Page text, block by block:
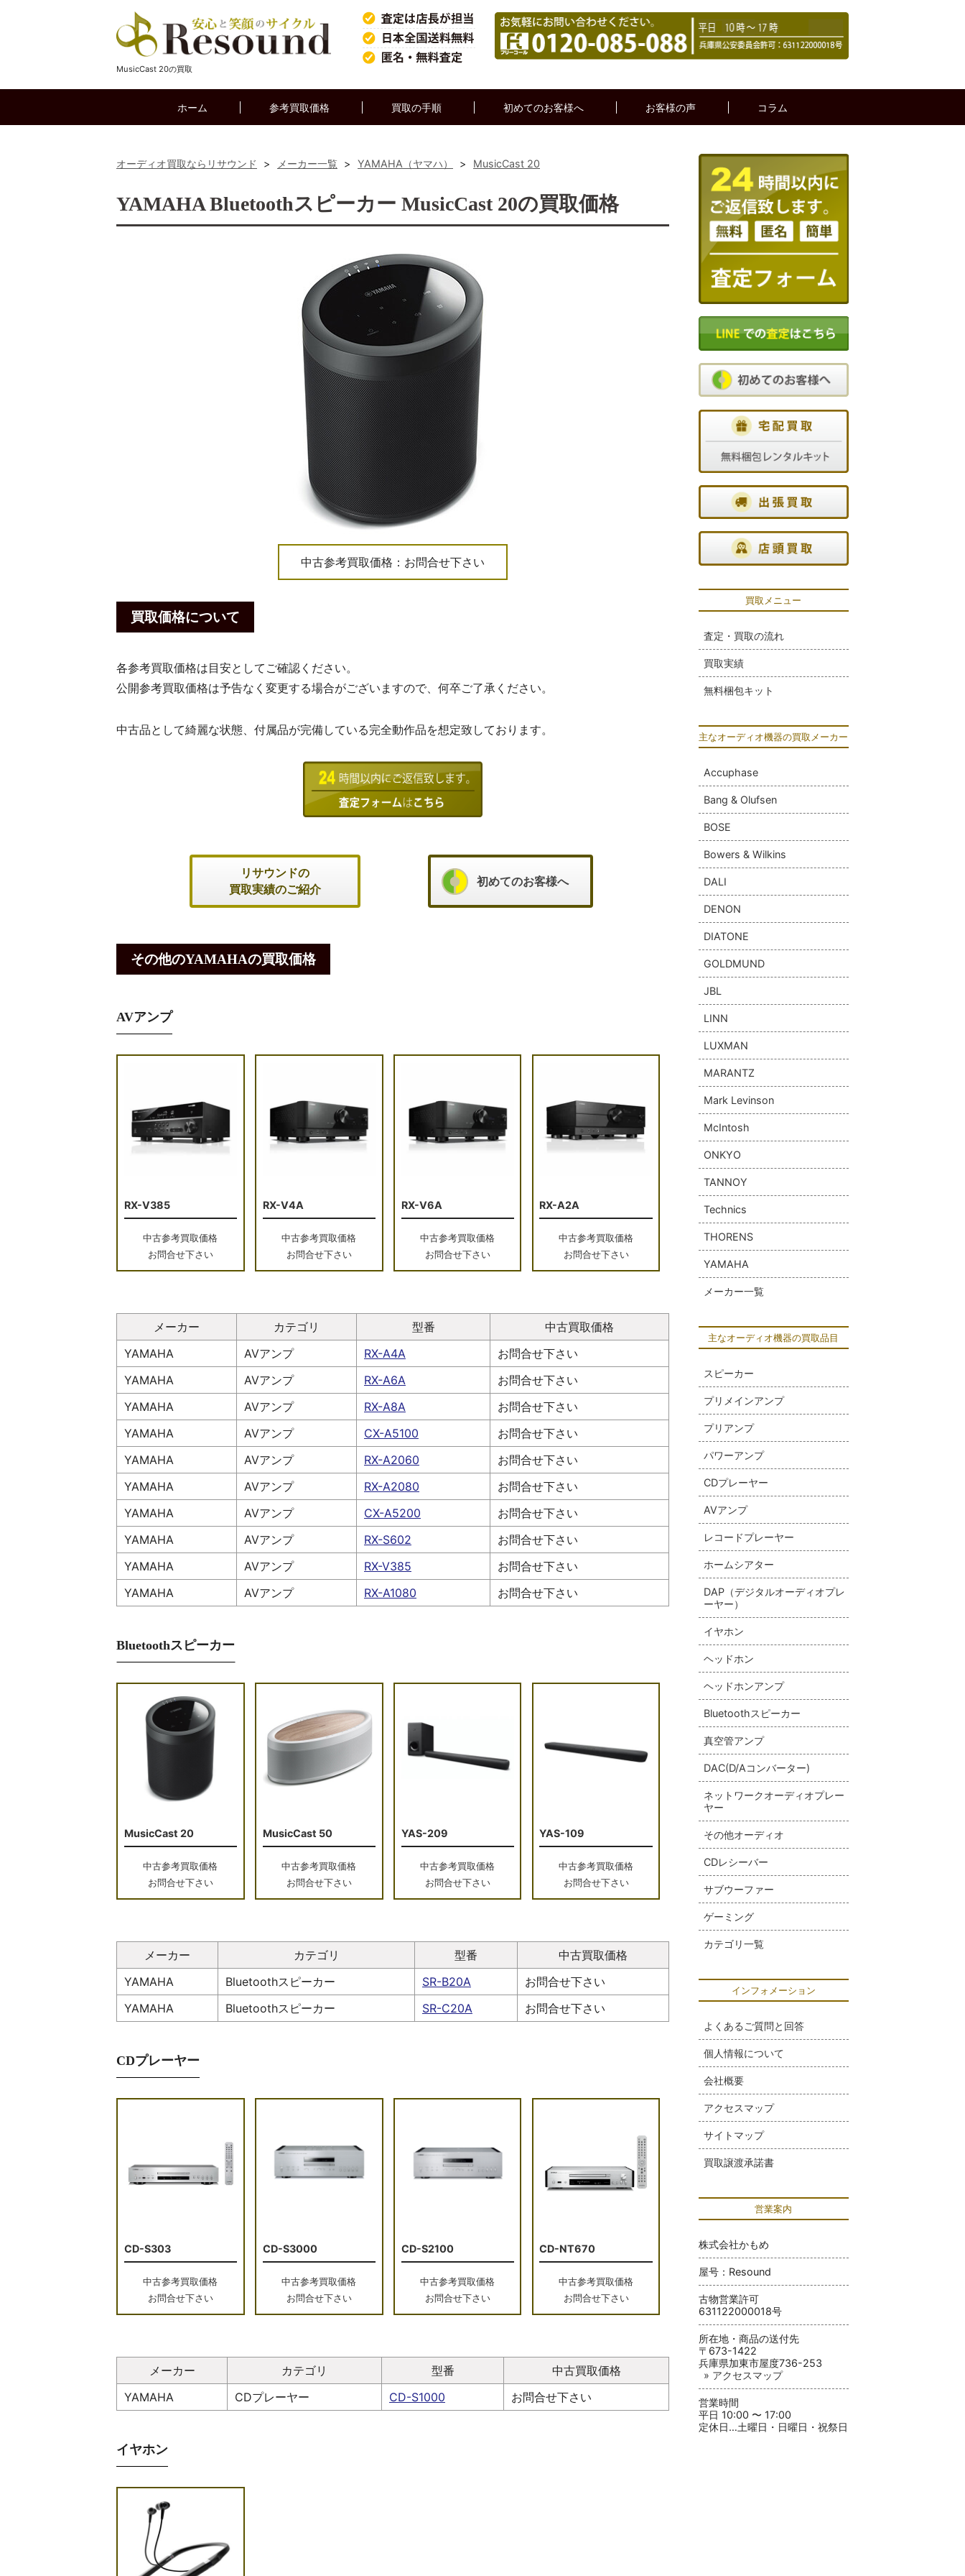
MusicCast 20の買取
ホーム 参考買取価格 買取の手順 初めてのお客様へ お客様の声 コラム
オーディオ買取ならリサウンド > メーカー一覧 > YAMAHA（ヤマハ） > MusicCast 20
YAMAHA Bluetoothスピーカー MusicCast 20の買取価格
中古参考買取価格：お問合せ下さい
買取価格について
各参考買取価格は目安としてご確認ください。
公開参考買取価格は予告なく変更する場合がございますので、何卒ご了承ください。
中古品として綺麗な状態、付属品が完備している完全動作品を想定致しております。
リサウンドの
買取実績のご紹介
初めてのお客様へ
その他のYAMAHAの買取価格
AVアンプ
RX-V385
中古参考買取価格
お問合せ下さい
RX-V4A
中古参考買取価格
お問合せ下さい
RX-V6A
中古参考買取価格
お問合せ下さい
RX-A2A
中古参考買取価格
お問合せ下さい
メーカー カテゴリ 型番
中古買取価格
YAMAHA
AVアンプ RX-A4A
お問合せ下さい
YAMAHA
AVアンプ RX-A6A
お問合せ下さい
YAMAHA
AVアンプ RX-A8A
お問合せ下さい
YAMAHA
AVアンプ CX-A5100
お問合せ下さい
YAMAHA
AVアンプ RX-A2060
お問合せ下さい
YAMAHA
AVアンプ RX-A2080
お問合せ下さい
YAMAHA
AVアンプ CX-A5200
お問合せ下さい
YAMAHA
AVアンプ RX-S602
お問合せ下さい
YAMAHA
AVアンプ RX-V385
お問合せ下さい
YAMAHA
AVアンプ RX-A1080 お問合せ下さい
Bluetoothスピーカー
MusicCast 20
中古参考買取価格
お問合せ下さい
MusicCast 50
中古参考買取価格
お問合せ下さい
YAS-209
中古参考買取価格
お問合せ下さい
YAS-109
中古参考買取価格
お問合せ下さい
メーカー カテゴリ 型番
中古買取価格
YAMAHA
Bluetoothスピーカー SR-B20A
お問合せ下さい
YAMAHA
Bluetoothスピーカー SR-C20A お問合せ下さい
CDプレーヤー
CD-S303
中古参考買取価格
お問合せ下さい
CD-S3000
中古参考買取価格
お問合せ下さい
CD-S2100
中古参考買取価格
お問合せ下さい
CD-NT670
中古参考買取価格
お問合せ下さい
メーカー カテゴリ 型番
中古買取価格
YAMAHA
CDプレーヤー CD-S1000 お問合せ下さい
イヤホン
買取メニュー
査定・買取の流れ
買取実績
無料梱包キット
主なオーディオ機器の買取メーカー
Accuphase
Bang & Olufsen
BOSE
Bowers & Wilkins
DALI
DENON
DIATONE
GOLDMUND
JBL
LINN
LUXMAN
MARANTZ
Mark Levinson
McIntosh
ONKYO
TANNOY
Technics
THORENS
YAMAHA
メーカー一覧
主なオーディオ機器の買取品目
スピーカー
プリメインアンプ
プリアンプ
パワーアンプ
CDプレーヤー
AVアンプ
レコードプレーヤー
ホームシアター
DAP（デジタルオーディオプレ
ーヤー）
イヤホン
ヘッドホン
ヘッドホンアンプ
Bluetoothスピーカー
真空管アンプ
DAC(D/Aコンバーター)
ネットワークオーディオプレー
ヤー
その他オーディオ
CDレシーバー
サブウーファー
ゲーミング
カテゴリ一覧
インフォメーション
よくあるご質問と回答
個人情報について
会社概要
アクセスマップ
サイトマップ
買取譲渡承諾書
営業案内
株式会社かもめ
屋号：Resound
古物営業許可
631122000018号
所在地・商品の送付先
〒673-1422
兵庫県加東市屋度736-253
» アクセスマップ
営業時間
平日 10:00 〜 17:00
定休日…土曜日・日曜日・祝祭日